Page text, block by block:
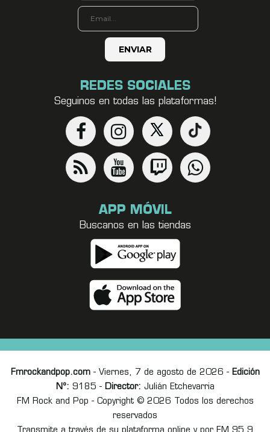
REDES SOCIALES
Seguinos en todas las plataformas!
APP MÓVIL
Buscanos en las tiendas
Fmrockandpop.com- Viernes, 7 de agosto de 2026 - Edición
Nº: 9185 - Director: Julián Etchevarria
FM Rock and Pop - Copyright © 2026 Todos los derechos
reservados